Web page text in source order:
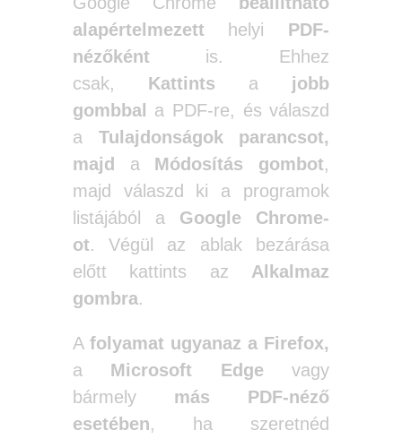
alapértelmezetthelyi PDF-
nézőkéntis. Ehhez
csak, Kattints a jobb
gombbal
a PDF-re, és válaszd
a Tulajdonságok parancsot,
majd
a Módosítás gombot,
majd válaszd ki a programok
listájából a Google Chrome-
ot. Végül az ablak bezárása
előtt kattints az Alkalmaz
gombra.
A folyamat ugyanaz a Firefox,
a Microsoft Edge vagy
bármely más PDF-néző
esetében, ha szeretnéd